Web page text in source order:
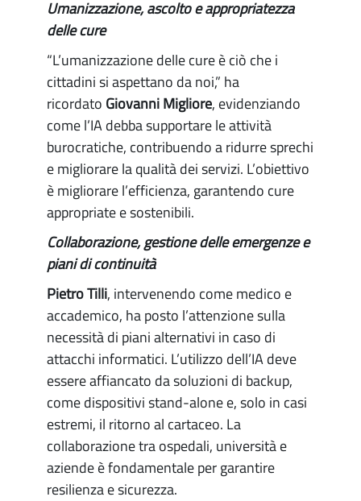
Umanizzazione, ascolto e appropriatezza
delle cure
“L’umanizzazione delle cure è ciò che i
cittadini si aspettano da noi,” ha
ricordato Giovanni Migliore, evidenziando
come l’IA debba supportare le attività
burocratiche, contribuendo a ridurre sprechi
e migliorare la qualità dei servizi. L’obiettivo
è migliorare l’efficienza, garantendo cure
appropriate e sostenibili.
Collaborazione, gestione delle emergenze e
piani di continuità
Pietro Tilli, intervenendo come medico e
accademico, ha posto l’attenzione sulla
necessità di piani alternativi in caso di
attacchi informatici. L’utilizzo dell’IA deve
essere affiancato da soluzioni di backup,
come dispositivi stand-alone e, solo in casi
estremi, il ritorno al cartaceo. La
collaborazione tra ospedali, università e
aziende è fondamentale per garantire
resilienza e sicurezza.